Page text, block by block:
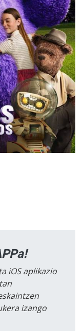
iOS aplikazio
izango